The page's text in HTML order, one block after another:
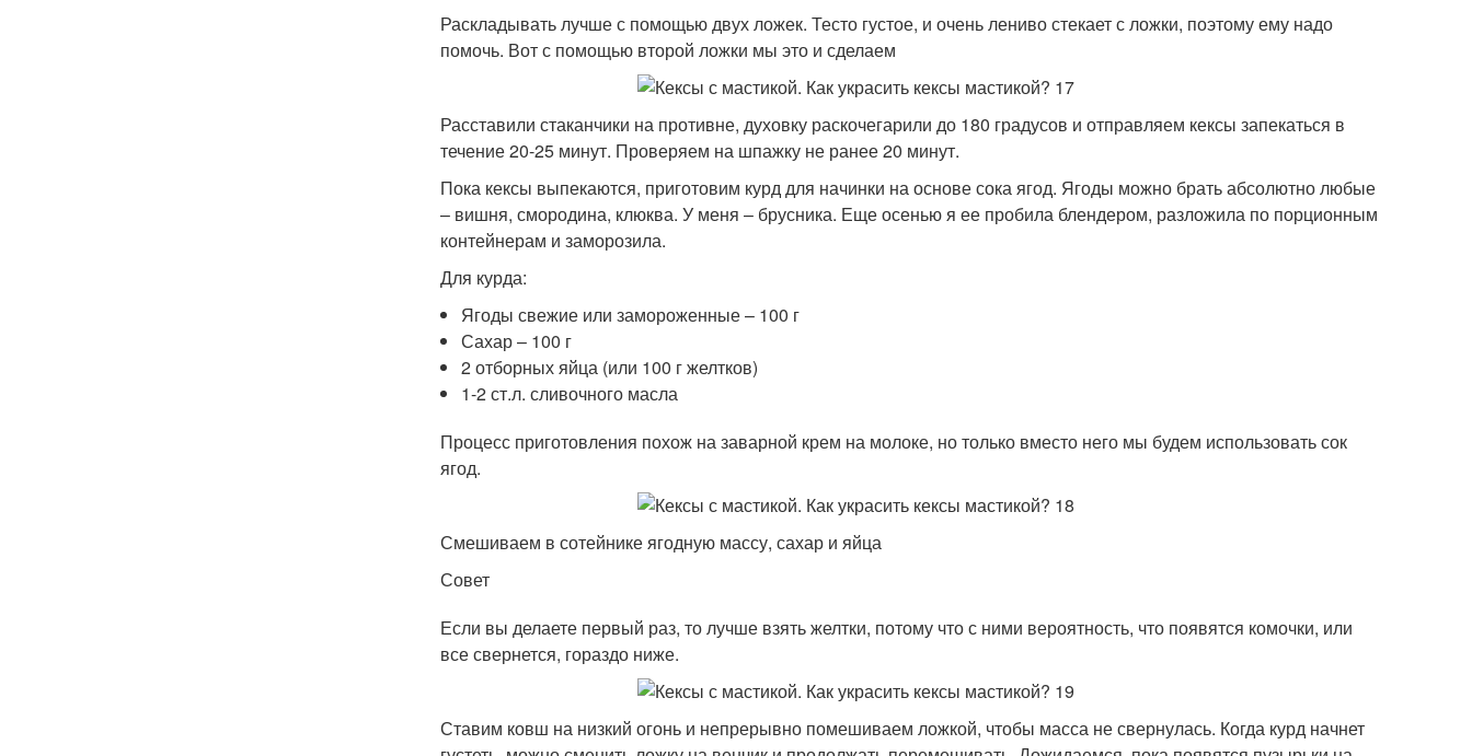
Раскладывать лучше с помощью двух ложек. Тесто густое, и очень лениво стекает с ложки, поэтому ему надо
помочь. Вот с помощью второй ложки мы это и сделаем
Расставили стаканчики на противне, духовку раскочегарили до 180 градусов и отправляем кексы запекаться в
течение 20-25 минут. Проверяем на шпажку не ранее 20 минут.
Пока кексы выпекаются, приготовим курд для начинки на основе сока ягод. Ягоды можно брать абсолютно любые
– вишня, смородина, клюква. У меня – брусника. Еще осенью я ее пробила блендером, разложила по порционным
контейнерам и заморозила.
Для курда:
Ягоды свежие или замороженные – 100 г
Сахар – 100 г
2 отборных яйца (или 100 г желтков)
1-2 ст.л. сливочного масла
Процесс приготовления похож на заварной крем на молоке, но только вместо него мы будем использовать сок
ягод.
Смешиваем в сотейнике ягодную массу, сахар и яйца
Совет
Если вы делаете первый раз, то лучше взять желтки, потому что с ними вероятность, что появятся комочки, или
все свернется, гораздо ниже.
Ставим ковш на низкий огонь и непрерывно помешиваем ложкой, чтобы масса не свернулась. Когда курд начнет